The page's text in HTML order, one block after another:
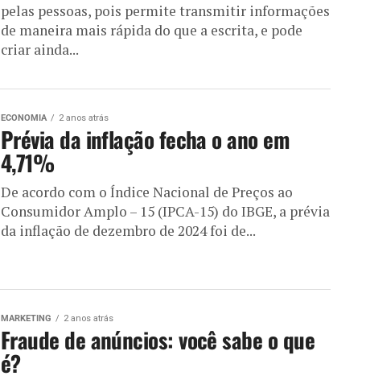
pelas pessoas, pois permite transmitir informações
de maneira mais rápida do que a escrita, e pode
criar ainda...
ECONOMIA 2 anos atrás
Prévia da inflação fecha o ano em
4,71%
De acordo com o Índice Nacional de Preços ao
Consumidor Amplo – 15 (IPCA-15) do IBGE, a prévia
da inflação de dezembro de 2024 foi de...
MARKETING 2 anos atrás
Fraude de anúncios: você sabe o que
é?